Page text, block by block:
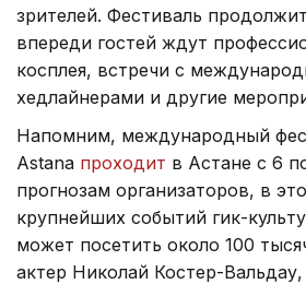
зрителей. Фестиваль
впереди гостей ждут
косплея, встречи с
хедлайнерами и другие
Напомним, международный
Astana проходит в Астане с 6
прогнозам организаторов, в
крупнейших событий гик-
может посетить около 100
актер Николай Костер-